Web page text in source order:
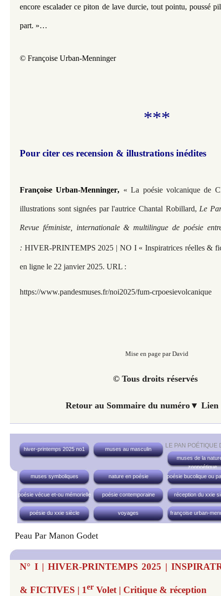
encore escalader ce piton de lave durcie, tout pointu, poussé
part. »…
© Françoise Urban-Menninger
***
Pour citer ces recension & illustrations inédites
Françoise Urban-Menninger, « La poésie volcanique de
illustrations sont signées par l'autrice Chantal Robillard, Le
Revue féministe, internationale & multilingue de poésie
: HIVER-PRINTEMPS 2025 | NO I « Inspiratrices réelles &
en ligne le 22 janvier 2025. URL :
https://www.pandesmuses.fr/noi2025/fum-crpoesievolcanique
Mise en page par David
© Tous droits réservés
Retour au Sommaire du numéro▼ Lien
LE PAN POÉTIQUE
hiver-printemps 2025 no1
muses au masculin
muses de la
zoopoétique
muses symboliques
nature en poésie poésie bucolique ou
poésie vécue et-ou mémorielle poésie contemporaine réception du xxie
poésie du xxie siècle voyages françoise urban-
Peau Par Manon Godet
N° I | HIVER-PRINTEMPS 2025 |
& FICTIVES | 1er Volet | Critique & réception